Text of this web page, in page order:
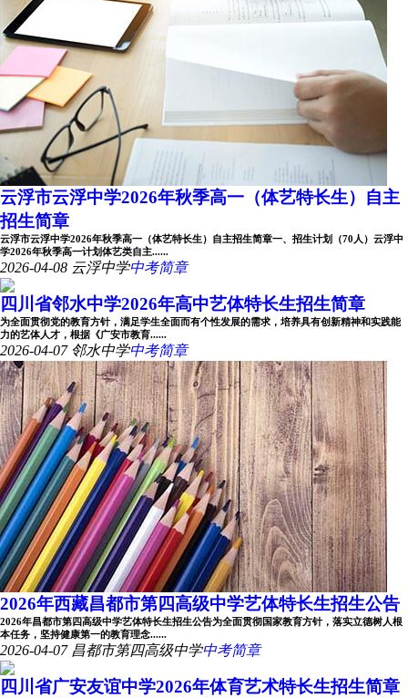
云浮市云浮中学2026年秋季高一（体艺特长生）自主
招生简章
云浮市云浮中学2026年秋季高一（体艺特长生）自主招生简章一、招生计划（70人）云浮中
学2026年秋季高一计划体艺类自主......
2026-04-08 云浮中学中考简章
四川省邻水中学2026年高中艺体特长生招生简章
为全面贯彻党的教育方针，满足学生全面而有个性发展的需求，培养具有创新精神和实践能
力的艺体人才，根据《广安市教育......
2026-04-07 邻水中学中考简章
2026年西藏昌都市第四高级中学艺体特长生招生公告
2026年昌都市第四高级中学艺体特长生招生公告为全面贯彻国家教育方针，落实立德树人根
本任务，坚持健康第一的教育理念......
2026-04-07 昌都市第四高级中学中考简章
四川省广安友谊中学2026年体育艺术特长生招生简章